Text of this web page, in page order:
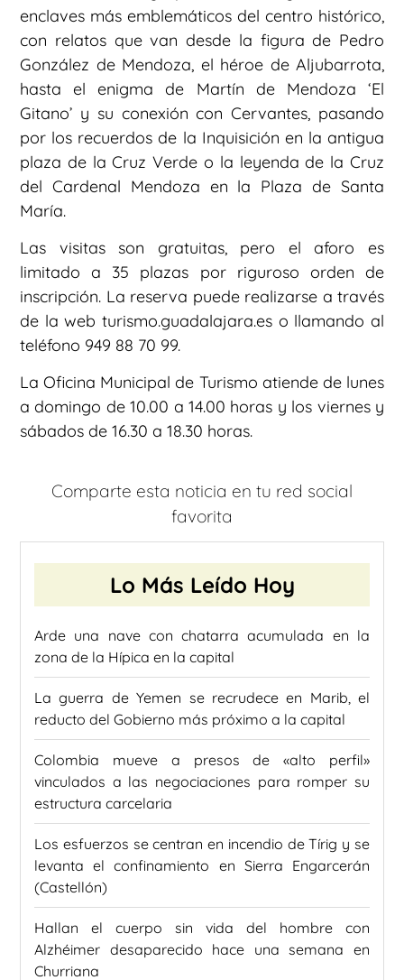
enclaves más emblemáticos del centro histórico,
con relatos que van desde la figura de Pedro
González de Mendoza, el héroe de Aljubarrota,
hasta el enigma de Martín de Mendoza ‘El
Gitano’ y su conexión con Cervantes, pasando
por los recuerdos de la Inquisición en la antigua
plaza de la Cruz Verde o la leyenda de la Cruz
del Cardenal Mendoza en la Plaza de Santa
María.
Las visitas son gratuitas, pero el aforo es
limitado a 35 plazas por riguroso orden de
inscripción. La reserva puede realizarse a través
de la web turismo.guadalajara.es o llamando al
teléfono 949 88 70 99.
La Oficina Municipal de Turismo atiende de lunes
a domingo de 10.00 a 14.00 horas y los viernes y
sábados de 16.30 a 18.30 horas.
Comparte esta noticia en tu red social
favorita
Lo Más Leído Hoy
Arde una nave con chatarra acumulada en la
zona de la Hípica en la capital
La guerra de Yemen se recrudece en Marib, el
reducto del Gobierno más próximo a la capital
Colombia mueve a presos de «alto perfil»
vinculados a las negociaciones para romper su
estructura carcelaria
Los esfuerzos se centran en incendio de Tírig y se
levanta el confinamiento en Sierra Engarcerán
(Castellón)
Hallan el cuerpo sin vida del hombre con
Alzhéimer desaparecido hace una semana en
Churriana